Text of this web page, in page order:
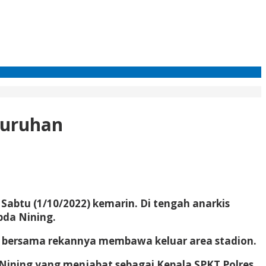
(1/10/2022) kemarin. Di tengah anarkis
Nining.
rekannya membawa keluar area stadion.